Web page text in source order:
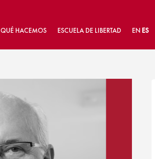
QUÉ HACEMOS ESCUELA DE LIBERTAD EN ES